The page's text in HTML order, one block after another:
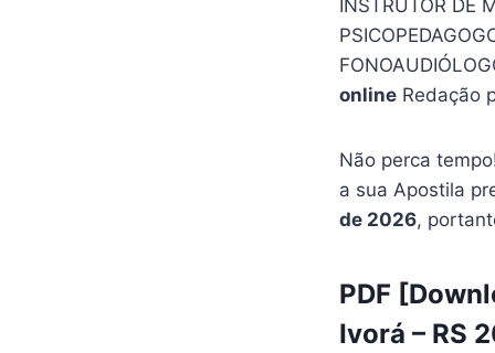
INSTRUTOR DE
online Redação
Não perca
a sua Apostila
de 2026,
PDF
Ivorá – RS